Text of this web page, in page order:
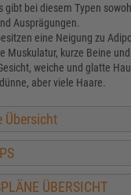
gibt bei diesem Typen
Ausprägungen.
eine Neigung zu
Muskulatur, kurze Beine
weiche und glatte
aber viele Haare.
Übersicht
ÜBERSICHT